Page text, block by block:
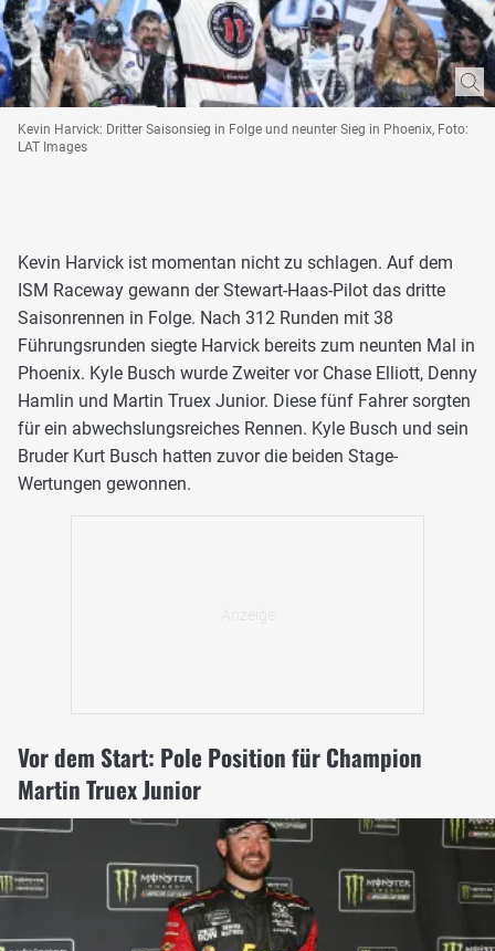
Kevin Harvick: Dritter Saisonsieg in Folge und neunter Sieg in Phoenix, Foto:
LAT Images
Kevin Harvick ist momentan nicht zu schlagen. Auf dem
ISM Raceway gewann der Stewart-Haas-Pilot das dritte
Saisonrennen in Folge. Nach 312 Runden mit 38
Führungsrunden siegte Harvick bereits zum neunten Mal in
Phoenix. Kyle Busch wurde Zweiter vor Chase Elliott, Denny
Hamlin und Martin Truex Junior. Diese fünf Fahrer sorgten
für ein abwechslungsreiches Rennen. Kyle Busch und sein
Bruder Kurt Busch hatten zuvor die beiden Stage-
Wertungen gewonnen.
Vor dem Start: Pole Position für Champion
Martin Truex Junior